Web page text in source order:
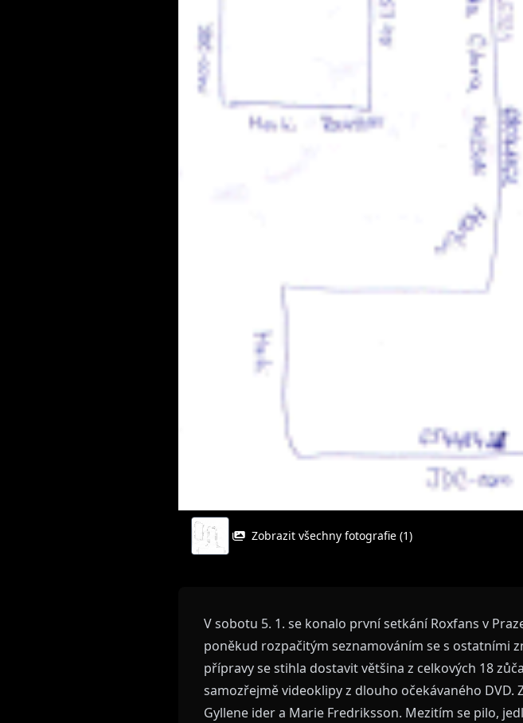
Zobrazit všechny fotografie (1)
V sobotu 5. 1. se konalo první setkání Roxfans v
poněkud rozpačitým seznamováním se s ostatními
přípravy se stihla dostavit většina z celkových 18
samozřejmě videoklipy z dlouho očekávaného
Gyllene ider a Marie Fredriksson. Mezitím se pilo,